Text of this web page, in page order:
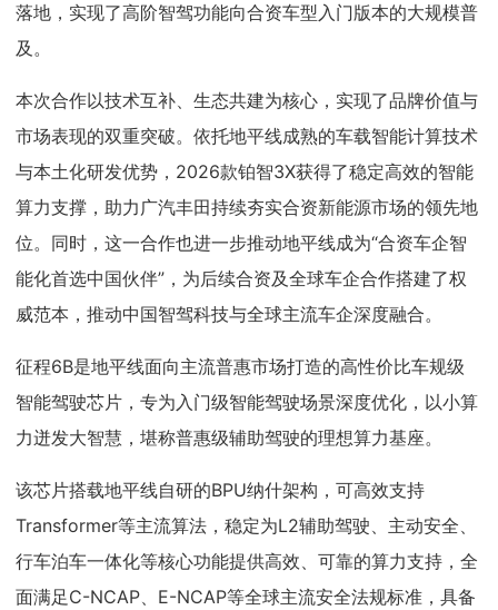
落地，实现了高阶智驾功能向合资车型入门版本的大规模普
及。
本次合作以技术互补、生态共建为核心，实现了品牌价值与
市场表现的双重突破。依托地平线成熟的车载智能计算技术
与本土化研发优势，2026款铂智3X获得了稳定高效的智能
算力支撑，助力广汽丰田持续夯实合资新能源市场的领先地
位。同时，这一合作也进一步推动地平线成为“合资车企智
能化首选中国伙伴”，为后续合资及全球车企合作搭建了权
威范本，推动中国智驾科技与全球主流车企深度融合。
征程6B是地平线面向主流普惠市场打造的高性价比车规级
智能驾驶芯片，专为入门级智能驾驶场景深度优化，以小算
力迸发大智慧，堪称普惠级辅助驾驶的理想算力基座。
该芯片搭载地平线自研的BPU纳什架构，可高效支持
Transformer等主流算法，稳定为L2辅助驾驶、主动安全、
行车泊车一体化等核心功能提供高效、可靠的算力支持，全
面满足C-NCAP、E-NCAP等全球主流安全法规标准，具备